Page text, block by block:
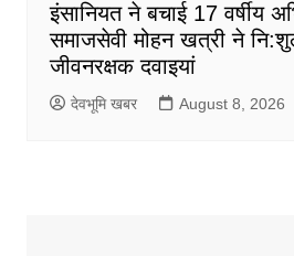
इंसानियत ने बचाई 17 वर्षीय
समाजसेवी मोहन खत्री ने
जीवनरक्षक दवाइयां
देवभूमि खबर August 8, 2026